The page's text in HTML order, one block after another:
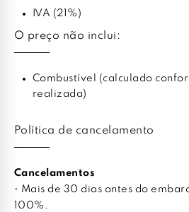
IVA (21%)
O preço não inclui:
Combustível (calculado
realizada)
Política de cancelamento
Cancelamentos
• Mais de 30 dias antes do
100%.